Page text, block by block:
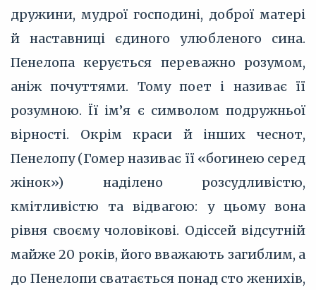
дружини, мудрої господині, доброї матері
й наставниці єдиного улюбленого сина.
Пенелопа керується переважно розумом,
аніж почуттями. Тому поет і називає її
розумною. Її ім’я є символом подружньої
вірності. Окрім краси й інших чеснот,
Пенелопу (Гомер називає її «богинею серед
жінок») наділено розсудливістю,
кмітливістю та відвагою: у цьому вона
рівня своєму чоловікові. Одіссей відсутній
майже 20 років, його вважають загиблим, а
до Пенелопи сватається понад сто женихів,